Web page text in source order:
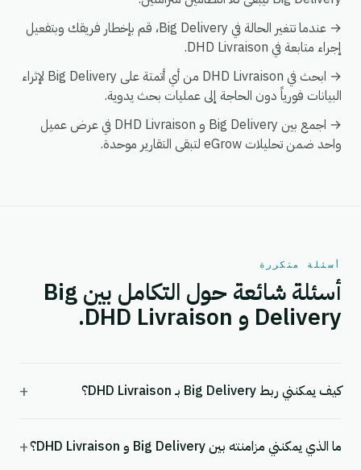
→ عندما تتغير الحالة في Big Delivery، قم بإخطار فريقك وبتفعيل
إجراء متابعة في DHD Livraison.
→ ابحث في DHD Livraison من أي أتمتة على Big Delivery لإثراء
البيانات فورياً دون الحاجة إلى عمليات بحث يدوية.
→ اجمع بين Big Delivery و DHD Livraison في عرض عميل
واحد ضمن تحليلات eGrow لتبقى التقارير موحدة.
أسئلة متكررة
أسئلة شائعة حول التكامل بين Big
Delivery و DHD Livraison.
كيف يمكنني ربط Big Delivery بـ DHD Livraison؟ +
ما الذي يمكنني مزامنته بين Big Delivery و DHD Livraison؟ +